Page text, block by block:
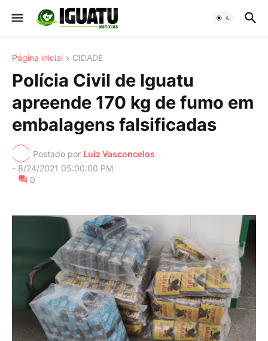
Página inicial CIDADE
Polícia Civil de Iguatu
apreende 170 kg de fumo em
embalagens falsificadas
Postado por Luiz Vasconcelos
- 8/24/2021 05:00:00 PM
0